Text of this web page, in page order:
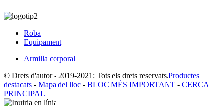
Roba
Equipament
Armilla corporal
© Drets d'autor - 2019-2021: Tots els drets reservats.Productes
destacats - Mapa del lloc - BLOC MÉS IMPORTANT - CERCA
PRINCIPAL